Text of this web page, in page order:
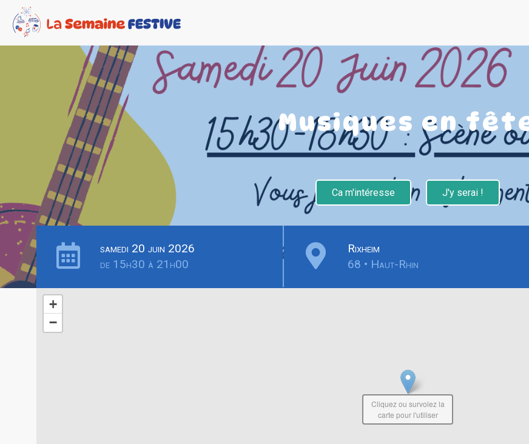
Musiques en
Ca m'intéresse J'y serai !
samedi 20 juin 2026
de 15h30 à 21h00
Rixheim
68 • Haut-Rhin
+
−
Cliquez ou survolez la
carte pour l'utiliser